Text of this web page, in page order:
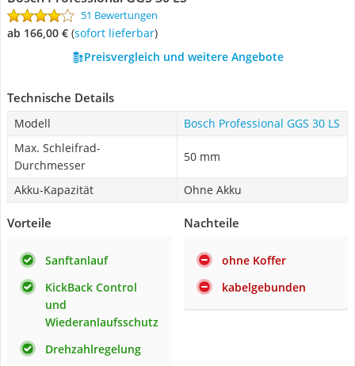
51 Bewertungen
ab 166,00 € ( Sofort lieferbar)
Preisvergleich und weitere Angebote
Technische Details
Modell
Bosch Professional GGS 30 LS
Max. Schleifrad-
Durchmesser
50 mm
Akku-Kapazität Ohne Akku
Vorteile
Sanftanlauf
KickBack Control
und
Wiederanlaufsschutz
Drehzahlregelung
Nachteile
ohne Koffer
kabelgebunden